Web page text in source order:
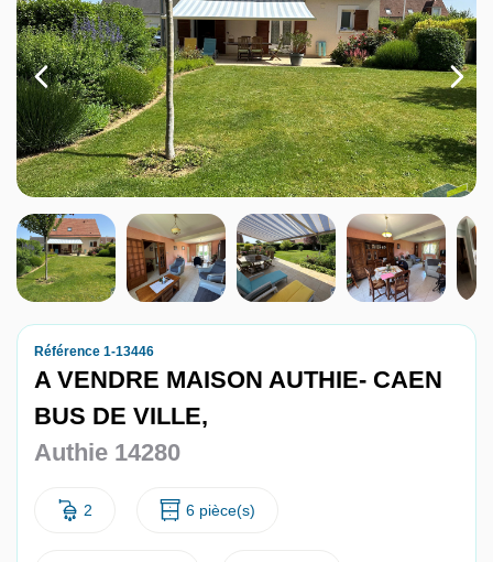
Estimer
Nos services
Nos agences
Nous contacter
Nous rejoindre
Référence 1-13446
A VENDRE MAISON AUTHIE- CAEN
BUS DE VILLE,
Authie 14280
2 6 pièce(s)